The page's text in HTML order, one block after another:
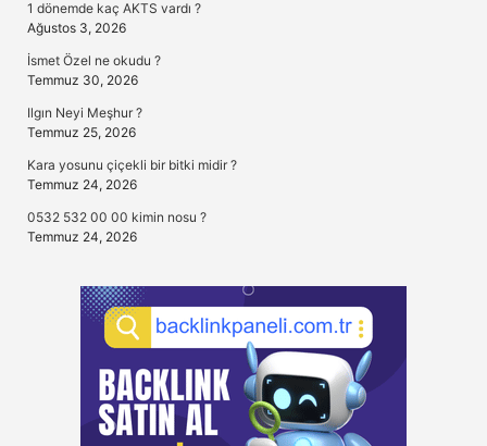
1 dönemde kaç AKTS vardı ?
Ağustos 3, 2026
İsmet Özel ne okudu ?
Temmuz 30, 2026
Ilgın Neyi Meşhur ?
Temmuz 25, 2026
Kara yosunu çiçekli bir bitki midir ?
Temmuz 24, 2026
0532 532 00 00 kimin nosu ?
Temmuz 24, 2026